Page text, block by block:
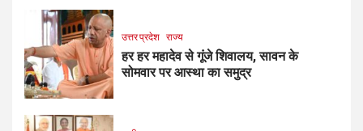
उत्तर प्रदेश राज्य
हर हर महादेव से गूंजे शिवालय, सावन के
सोमवार पर आस्था का समुद्र